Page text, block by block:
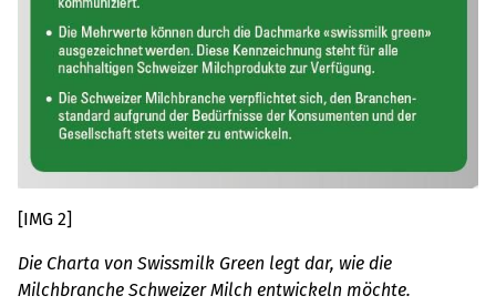
[IMG 2]
Die Charta von Swissmilk Green legt dar, wie die
Milchbranche Schweizer Milch entwickeln möchte.